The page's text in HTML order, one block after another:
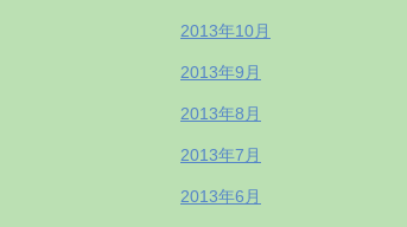
2013年10月
2013年9月
2013年8月
2013年7月
2013年6月